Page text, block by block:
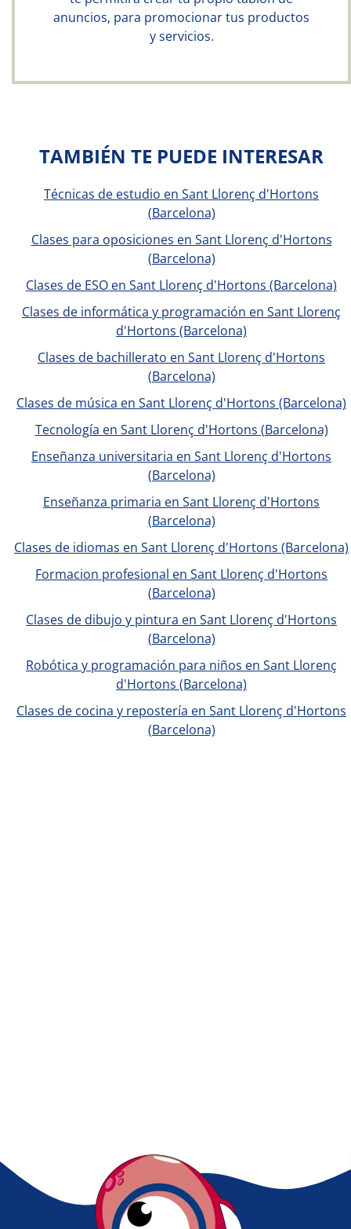
anuncios, para promocionar tus productos
y servicios.
TAMBIÉN TE PUEDE INTERESAR
Técnicas de estudio en Sant Llorenç d'Hortons
(Barcelona)
Clases para oposiciones en Sant Llorenç d'Hortons
(Barcelona)
Clases de ESO en Sant Llorenç d'Hortons (Barcelona)
Clases de informática y programación en Sant Llorenç
d'Hortons (Barcelona)
Clases de bachillerato en Sant Llorenç d'Hortons
(Barcelona)
Clases de música en Sant Llorenç d'Hortons (Barcelona)
Tecnología en Sant Llorenç d'Hortons (Barcelona)
Enseñanza universitaria en Sant Llorenç d'Hortons
(Barcelona)
Enseñanza primaria en Sant Llorenç d'Hortons
(Barcelona)
Clases de idiomas en Sant Llorenç d'Hortons (Barcelona)
Formacion profesional en Sant Llorenç d'Hortons
(Barcelona)
Clases de dibujo y pintura en Sant Llorenç d'Hortons
(Barcelona)
Robótica y programación para niños en Sant Llorenç
d'Hortons (Barcelona)
Clases de cocina y repostería en Sant Llorenç d'Hortons
(Barcelona)